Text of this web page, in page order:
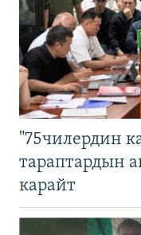
"75чилердин
тараптардын
карайт